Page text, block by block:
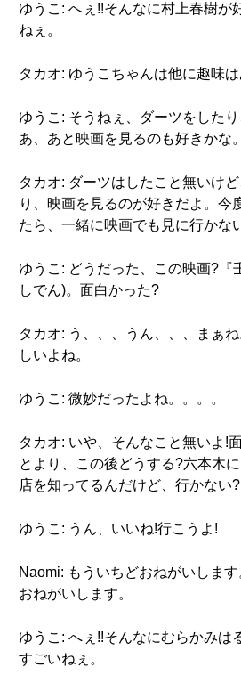
ゆうこ: へぇ!!そんなに村上春樹が
ねぇ。
タカオ: ゆうこちゃんは他に趣味
ゆうこ: そうねぇ、ダーツをしたり
あ、あと映画を見るのも好きかな。
タカオ: ダーツはしたこと無いけ
り、映画を見るのが好きだよ。今
たら、一緒に映画でも見に行かな
ゆうこ: どうだった、この映画?『
しでん)。面白かった?
タカオ: う、、、うん、、、まぁ
しいよね。
ゆうこ: 微妙だったよね。。。。
タカオ: いや、そんなこと無いよ!
とより、この後どうする?六本木
店を知ってるんだけど、行かない?
ゆうこ: うん、いいね!行こうよ!
Naomi: もういちどおねがいしま
おねがいします。
ゆうこ: へぇ!!そんなにむらかみは
すごいねぇ。